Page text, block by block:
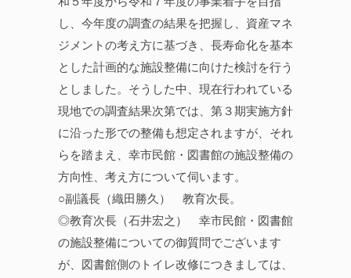
し、今年度の調査の結果を把握し、資産マネ
ジメントの考え方に基づき、長寿命化を基本
とした計画的な施設整備に向けた検討を行う
としました。そうした中、現在行われている
現地での調査結果次第では、第３期実施方針
に沿った形での整備も想定されますが、それ
らを踏まえ、幸市民館・図書館の施設整備の
方向性、考え方について伺います。
○副議長（織田勝久） 教育次長。
◎教育次長（石井宏之） 幸市民館・図書館
の施設整備についての御質問でございます
が、図書館側のトイレ改修につきましては、